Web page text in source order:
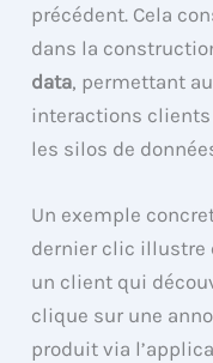
précédent. Cela
dans la
data, permettant
interactions
les silos de
Un exemple
dernier clic illustre
un client qui
clique sur une
produit via